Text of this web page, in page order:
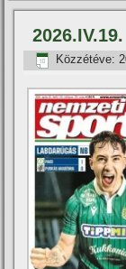
Közzétéve: